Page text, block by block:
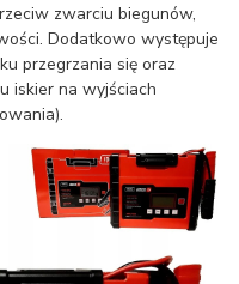
zwarciu biegunów,
Dodatkowo występuje
przegrzania się oraz
iskier na wyjściach